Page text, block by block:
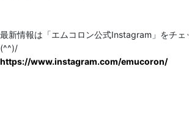
最新情報は「エムコロン公式Instagram」をチェ
(^^)/
https://www.instagram.com/emucoron/